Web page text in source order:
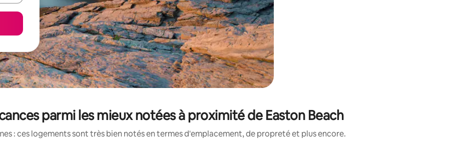
parmi les mieux notées à proximité de Easton Beach
: ces logements sont très bien notés en termes d'emplacement, de propreté et plus encore.